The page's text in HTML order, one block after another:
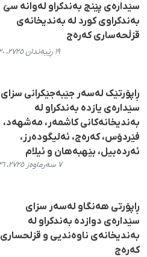
سێدارەی پێنج بەندکراو لەوانە سێ
بەندکراوی کورد لە بەندیخانەی
قزڵحەساری کەرەج
١٩ ڕێبەندان ٢٧٢٥، ١٥:٢٠
ڕاپۆرتێک لەسەر جێبەجێکرانی سزای
سێدارەی یازدە بەندکراو لە
بەندیخانەکانی کاشمەر، مەشهەد،
فێردۆس، کەرەج، ئەلیگودەرز،
ئەردەبیل، بێهبەهان و ئیلام
٧ سەرماوەز ٢٧٢٥، ١٠:٣٦
ڕاپۆرتی هەنگاو لەسەر سزای
سێدارەی دوازدە بەندکراو لە
بەندیخانەی ناوەندیی و قزلحساری
کەرەج